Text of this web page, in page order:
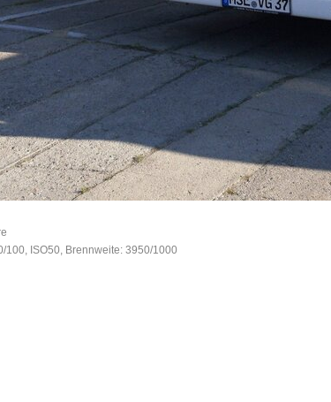
ISO50, Brennweite: 3950/1000